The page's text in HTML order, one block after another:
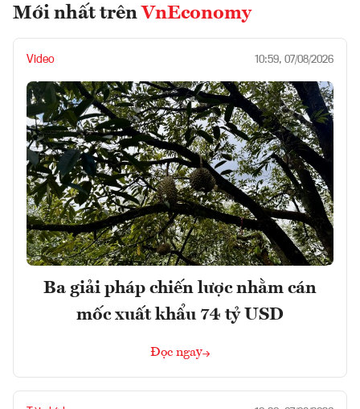
Mới nhất trên VnEconomy
Video 10:59, 07/08/2026
Ba giải pháp chiến lược nhằm cán
mốc xuất khẩu 74 tỷ USD
Đọc ngay